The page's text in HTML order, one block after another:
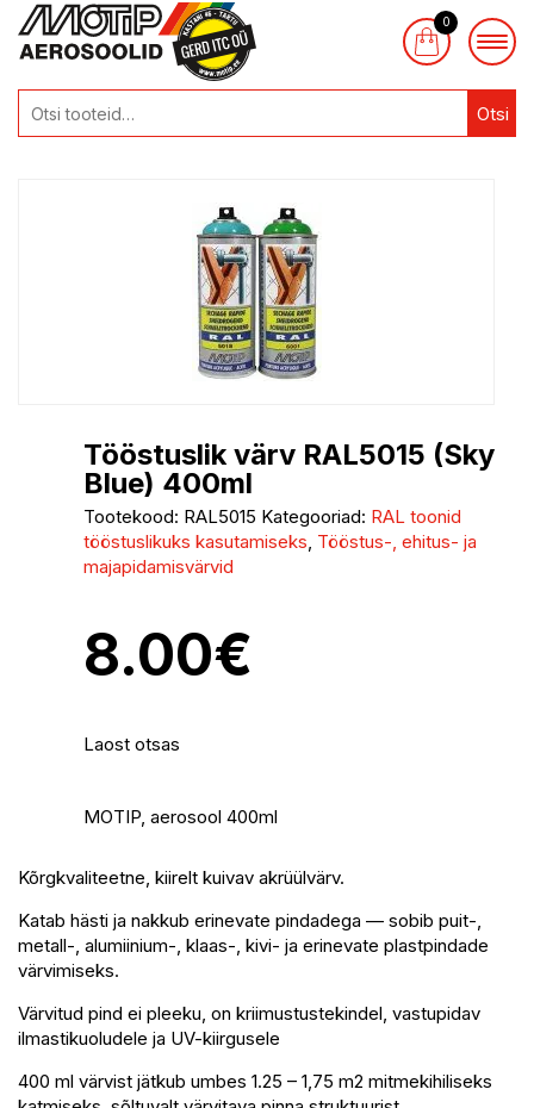
Otsi
0
Tööstuslik värv RAL5015 (Sky
Blue) 400ml
Tootekood: RAL5015 Kategooriad: RAL toonid
tööstuslikuks kasutamiseks, Tööstus-, ehitus- ja
majapidamisvärvid
8.00€
Laost otsas
MOTIP, aerosool 400ml
Kõrgkvaliteetne, kiirelt kuivav akrüülvärv.
Katab hästi ja nakkub erinevate pindadega — sobib puit-,
metall-, alumiinium-, klaas-, kivi- ja erinevate plastpindade
värvimiseks.
Värvitud pind ei pleeku, on kriimustustekindel, vastupidav
ilmastikuoludele ja UV-kiirgusele
400 ml värvist jätkub umbes 1.25 – 1,75 m2 mitmekihiliseks